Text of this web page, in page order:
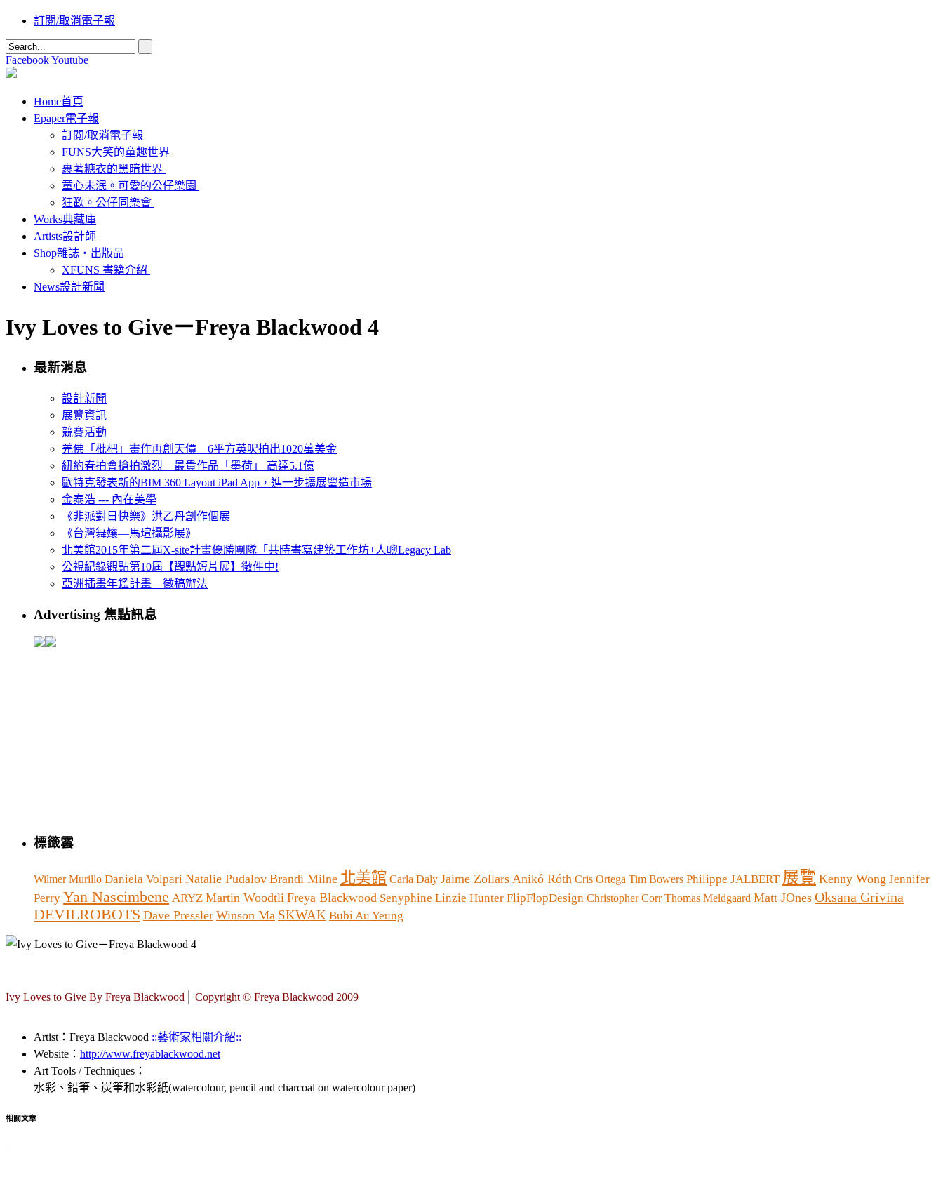
訂閱/取消電子報
FacebookYoutube
Home首頁
Epaper電子報
訂閱/取消電子報
FUNS大笑的童趣世界
裹著糖衣的黑暗世界
童心未泯。可愛的公仔樂園
狂歡。公仔同樂會
Works典藏庫
Artists設計師
Shop雜誌‧出版品
XFUNS 書籍介紹
News設計新聞
Ivy Loves to Give－Freya Blackwood 4
最新消息
設計新聞
展覽資訊
競賽活動
羌佛「枇杷」畫作再創天價 6平方英呎拍出1020萬美金
紐約春拍會搶拍激烈 最貴作品「墨荷」 高達5.1億
歐特克發表新的BIM 360 Layout iPad App，進一步擴展營造市場
金泰浩 --- 內在美學
《非派對日快樂》洪乙丹創作個展
《台灣舞孃—馬瑄攝影展》
北美館2015年第二屆X-site計畫優勝團隊「共時書寫建築工作坊+人嶼Legacy Lab
公視紀錄觀點第10屆【觀點短片展】徵件中!
亞洲插畫年鑑計畫 – 徵稿辦法
Advertising 焦點訊息
標籤雲
Wilmer Murillo Daniela Volpari Natalie Pudalov Brandi Milne 北美館 Carla Daly Jaime Zollars Anikó Róth Cris Ortega Tim Bowers Philippe JALBERT 展覽 Kenny Wong Jennifer
Perry Yan Nascimbene ARYZ Martin Woodtli Freya Blackwood Senyphine Linzie Hunter FlipFlopDesign Christopher Corr Thomas Meldgaard Matt JOnes Oksana Grivina
DEVILROBOTS Dave Pressler Winson Ma SKWAK Bubi Au Yeung
Ivy Loves to Give By Freya Blackwood Copyright © Freya Blackwood 2009
Artist：Freya Blackwood ::藝術家相關介紹::
Website： http://www.freyablackwood.net
Art Tools / Techniques：
水彩、鉛筆、炭筆和水彩紙(watercolour, pencil and charcoal on watercolour paper)
相關文章